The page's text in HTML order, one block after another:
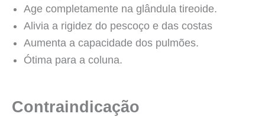
Age completamente na glândula tireoide.
Alivia a rigidez do pescoço e das costas
Aumenta a capacidade dos pulmões.
Ótima para a coluna.
Contraindicação